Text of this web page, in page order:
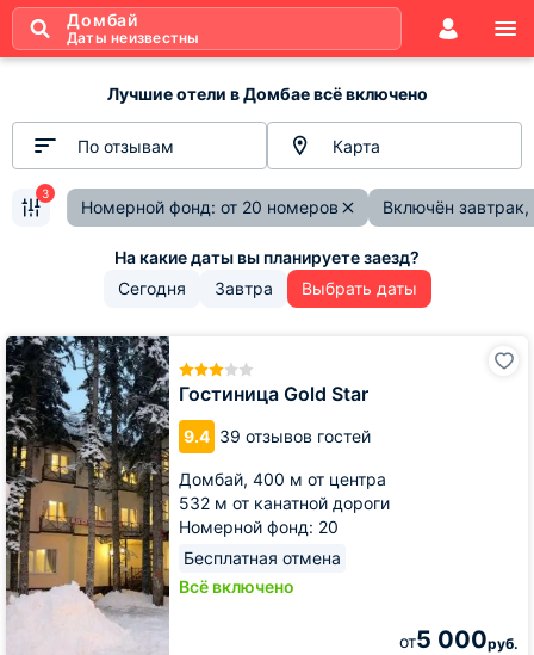
Домбай
Даты неизвестны
Лучшие отели в Домбае всё включено
По отзывам Карта
Номерной фонд: от 20 номеров Включён
3
Сегодня Завтра Выбрать даты
Гостиница Gold Star
9.4 39 отзывов гостей
Домбай, 400 м от центра
532 м от канатной дороги
Номерной фонд: 20
Бесплатная отмена
Всё включено
от5 000руб.
Гостиница
Gold
Star